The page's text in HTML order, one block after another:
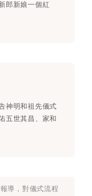
郎新娘一個紅
神明和祖先儀式
五世其昌、家和
導，對儀式流程